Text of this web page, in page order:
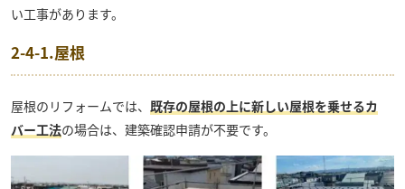
い工事があります。
2-4-1.屋根
屋根のリフォームでは、 既存の屋根の上に新しい屋根を乗せるカ
バー工法の場合は、建築確認申請が不要です。